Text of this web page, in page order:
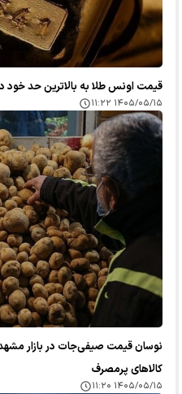
قیمت اونس طلا به بالاترین حد خود در ۷ هفته اخیر
۱۴۰۵/۰۵/۱۵ ۱۱:۲۲
نوسان قیمت صیفی‌جات در بازار
کالا‌های پرمصرف
۱۴۰۵/۰۵/۱۵ ۱۱:۲۰